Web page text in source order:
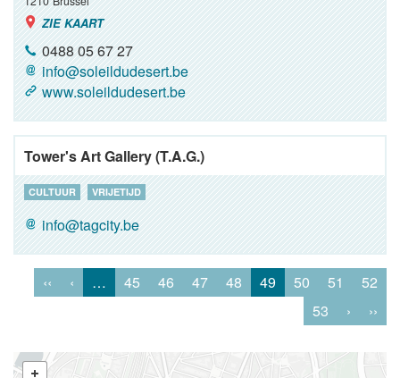
ZIE KAART
0488 05 67 27
info@soleildudesert.be
www.soleildudesert.be
Tower's Art Gallery (T.A.G.)
CULTUUR VRIJETIJD
info@tagcity.be
‹‹ ‹ … 45 46 47 48 49 50 51
52
53
› ››